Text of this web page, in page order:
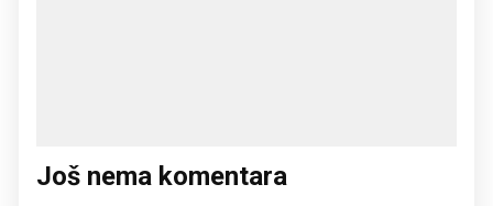
Još nema komentara